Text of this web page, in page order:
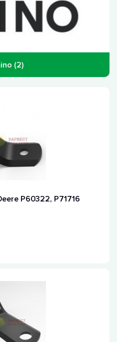
(2)
P60322, P71716